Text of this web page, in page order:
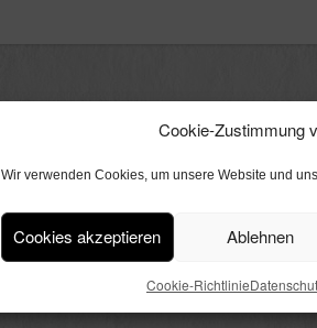
Cookie-Zustimmung
Wir verwenden Cookies, um unsere Website und
Cookies akzeptieren Ablehnen
Cookie-Richtlinie